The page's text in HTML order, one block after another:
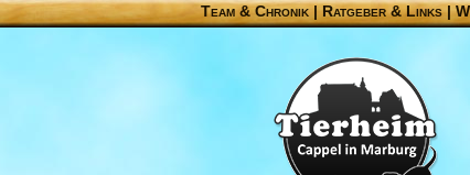
Team & Chronik |Ratgeber & Links|